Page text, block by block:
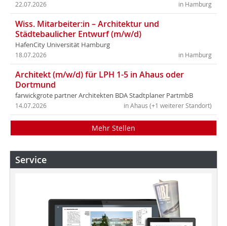
in Hamburg
22.07.2026
Wiss. Mitarbeiter:in – Architektur und
Städtebaulicher Entwurf (m/w/d)
HafenCity Universität Hamburg
in Hamburg
18.07.2026
Architekt (m/w/d) für LPH 1-5 in Ahaus oder
Dortmund
farwickgrote partner Architekten BDA Stadtplaner PartmbB
in Ahaus (+1 weiterer Standort)
14.07.2026
Mehr Stellen
Service